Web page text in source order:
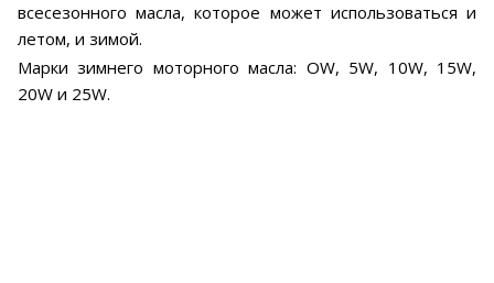
всесезонного масла, которое может использоваться и
летом, и зимой.
Марки зимнего моторного масла: OW, 5W, 10W, 15W,
20W и 25W.